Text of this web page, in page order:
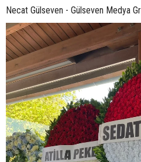
Necat Gülseven - Gülseven Medya